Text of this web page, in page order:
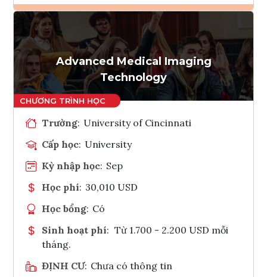
Ghi danh
Tham vấn Interlink
Advanced Medical Imaging
Technology
Trường: University of Cincinnati
Cấp học: University
Kỳ nhập học: Sep
Học phí: 30,010 USD
Học bổng: Có
Sinh hoạt phí: Từ 1.700 - 2.200 USD mỗi
tháng.
ĐỊNH CƯ: Chưa có thông tin